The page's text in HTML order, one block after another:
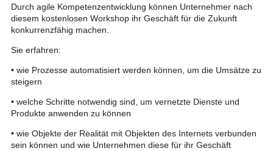
Durch agile Kompetenzentwicklung können Unternehmer nach
diesem kostenlosen Workshop ihr Geschäft für die Zukunft
konkurrenzfähig machen.
Sie erfahren:
• wie Prozesse automatisiert werden können, um die Umsätze zu
steigern
• welche Schritte notwendig sind, um vernetzte Dienste und
Produkte anwenden zu können
• wie Objekte der Realität mit Objekten des Internets verbunden
sein können und wie Unternehmen diese für ihr Geschäft